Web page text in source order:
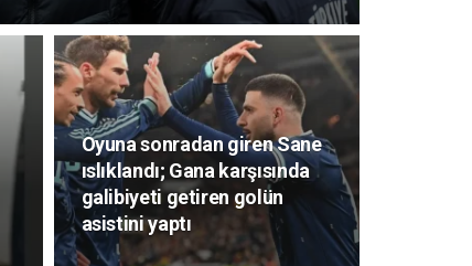
Oyuna sonradan giren Sane
ıslıklandı; Gana karşısında
galibiyeti getiren golün
asistini yaptı